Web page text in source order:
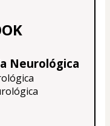
Neurológica